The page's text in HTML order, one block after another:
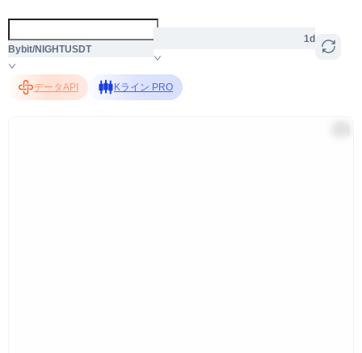
Bybit/NIGHTUSDT
1d
データAPI Kライン PRO